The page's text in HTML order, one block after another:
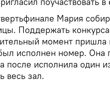
Мария
Поддержать
момент
исполнен номер. Она
после исполнила один
весь зал.